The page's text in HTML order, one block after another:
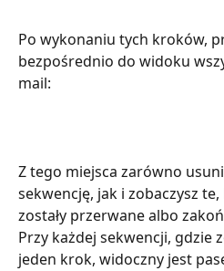
Po wykonaniu tych kroków,
bezpośrednio do widoku
mail:
Z tego miejsca zarówno
sekwencję, jak i zobaczysz
zostały przerwane albo
Przy każdej sekwencji, gdzie
jeden krok, widoczny jest